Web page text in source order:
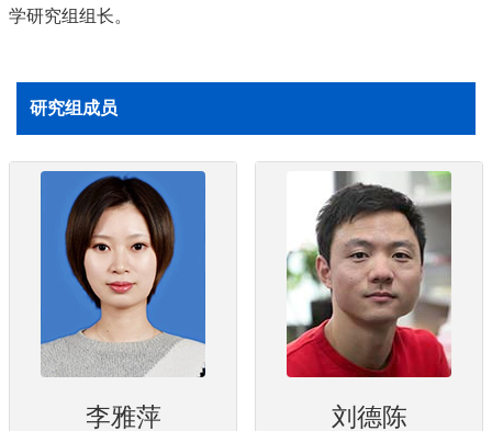
学研究组组长。
研究组成员
李雅萍 刘德陈